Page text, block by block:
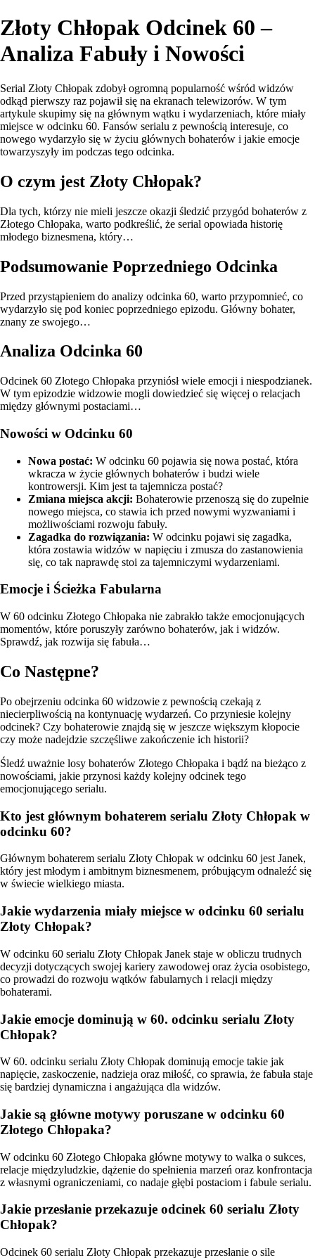
Złoty Chłopak Odcinek 60 –
Analiza Fabuły i Nowości
Serial Złoty Chłopak zdobył ogromną popularność wśród widzów
odkąd pierwszy raz pojawił się na ekranach telewizorów. W tym
artykule skupimy się na głównym wątku i wydarzeniach, które miały
miejsce w odcinku 60. Fansów serialu z pewnością interesuje, co
nowego wydarzyło się w życiu głównych bohaterów i jakie emocje
towarzyszyły im podczas tego odcinka.
O czym jest Złoty Chłopak?
Dla tych, którzy nie mieli jeszcze okazji śledzić przygód bohaterów z
Złotego Chłopaka, warto podkreślić, że serial opowiada historię
młodego biznesmena, który…
Podsumowanie Poprzedniego Odcinka
Przed przystąpieniem do analizy odcinka 60, warto przypomnieć, co
wydarzyło się pod koniec poprzedniego epizodu. Główny bohater,
znany ze swojego…
Analiza Odcinka 60
Odcinek 60 Złotego Chłopaka przyniósł wiele emocji i niespodzianek.
W tym epizodzie widzowie mogli dowiedzieć się więcej o relacjach
między głównymi postaciami…
Nowości w Odcinku 60
Nowa postać: W odcinku 60 pojawia się nowa postać, która
wkracza w życie głównych bohaterów i budzi wiele
kontrowersji. Kim jest ta tajemnicza postać?
Zmiana miejsca akcji: Bohaterowie przenoszą się do zupełnie
nowego miejsca, co stawia ich przed nowymi wyzwaniami i
możliwościami rozwoju fabuły.
Zagadka do rozwiązania: W odcinku pojawi się zagadka,
która zostawia widzów w napięciu i zmusza do zastanowienia
się, co tak naprawdę stoi za tajemniczymi wydarzeniami.
Emocje i Ścieżka Fabularna
W 60 odcinku Złotego Chłopaka nie zabrakło także emocjonujących
momentów, które poruszyły zarówno bohaterów, jak i widzów.
Sprawdź, jak rozwija się fabuła…
Co Następne?
Po obejrzeniu odcinka 60 widzowie z pewnością czekają z
niecierpliwością na kontynuację wydarzeń. Co przyniesie kolejny
odcinek? Czy bohaterowie znajdą się w jeszcze większym kłopocie
czy może nadejdzie szczęśliwe zakończenie ich historii?
Śledź uważnie losy bohaterów Złotego Chłopaka i bądź na bieżąco z
nowościami, jakie przynosi każdy kolejny odcinek tego
emocjonującego serialu.
Kto jest głównym bohaterem serialu Złoty Chłopak w
odcinku 60?
Głównym bohaterem serialu Złoty Chłopak w odcinku 60 jest Janek,
który jest młodym i ambitnym biznesmenem, próbującym odnaleźć się
w świecie wielkiego miasta.
Jakie wydarzenia miały miejsce w odcinku 60 serialu
Złoty Chłopak?
W odcinku 60 serialu Złoty Chłopak Janek staje w obliczu trudnych
decyzji dotyczących swojej kariery zawodowej oraz życia osobistego,
co prowadzi do rozwoju wątków fabularnych i relacji między
bohaterami.
Jakie emocje dominują w 60. odcinku serialu Złoty
Chłopak?
W 60. odcinku serialu Złoty Chłopak dominują emocje takie jak
napięcie, zaskoczenie, nadzieja oraz miłość, co sprawia, że fabuła staje
się bardziej dynamiczna i angażująca dla widzów.
Jakie są główne motywy poruszane w odcinku 60
Złotego Chłopaka?
W odcinku 60 Złotego Chłopaka główne motywy to walka o sukces,
relacje międzyludzkie, dążenie do spełnienia marzeń oraz konfrontacja
z własnymi ograniczeniami, co nadaje głębi postaciom i fabule serialu.
Jakie przesłanie przekazuje odcinek 60 serialu Złoty
Chłopak?
Odcinek 60 serialu Złoty Chłopak przekazuje przesłanie o sile